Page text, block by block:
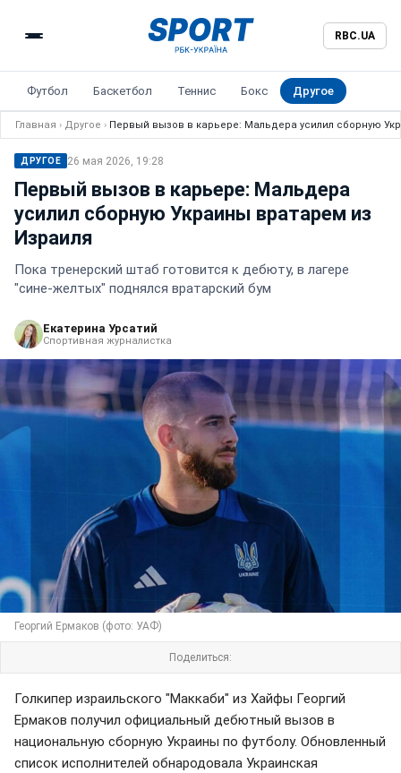
RBC.UA
Футбол Баскетбол Теннис Бокс Другое
Главная › Другое › Первый вызов в карьере: Мальдера усилил сборную
ДРУГОЕ 26 мая 2026, 19:28
Первый вызов в карьере: Мальдера
усилил сборную Украины вратарем из
Израиля
Пока тренерский штаб готовится к дебюту, в лагере
"сине-желтых" поднялся вратарский бум
Екатерина Урсатий
Спортивная журналистка
Георгий Ермаков (фото: УАФ)
Поделиться:
Голкипер израильского "Маккаби" из Хайфы Георгий
Ермаков получил официальный дебютный вызов в
национальную сборную Украины по футболу. Обновленный
список исполнителей обнародовала Украинская